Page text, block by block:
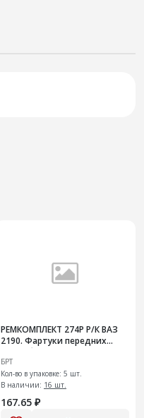
РЕМКОМПЛЕКТ 274Р Р/К ВАЗ
2190. Фартуки передних
колес без креплений
БРТ
Кол-во в упаковке: 5 шт.
В наличии: 16 шт.
167.65 ₽